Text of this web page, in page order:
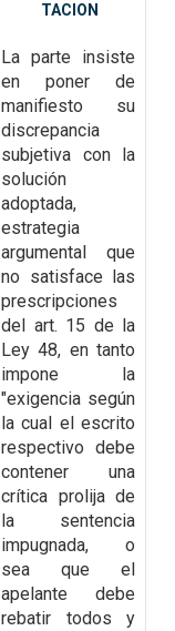
TACION
La parte insiste
en poner de
manifiesto su
discrepancia
subjetiva con la
solución
adoptada,
estrategia
argumental que
no satisface las
prescripciones
del art. 15 de la
Ley 48, en tanto
impone la
"exigencia según
la cual el escrito
respectivo debe
contener una
crítica prolija de
la sentencia
impugnada, o
sea que el
apelante debe
rebatir todos y